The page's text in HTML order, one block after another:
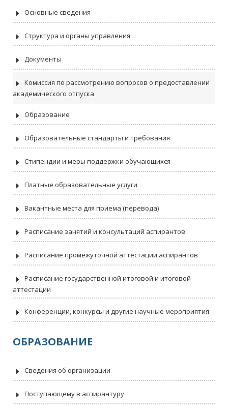
Основные сведения
Структура и органы управления
Документы
Комиссия по рассмотрению вопросов о предоставлении
академического отпуска
Образование
Образовательные стандарты и требования
Стипендии и меры поддержки обучающихся
Платные образовательные услуги
Вакантные места для приема (перевода)
Расписание занятий и консультаций аспирантов
Расписание промежуточной аттестации аспирантов
Расписание государственной итоговой и итоговой
аттестации
Конференции, конкурсы и другие научные мероприятия
ОБРАЗОВАНИЕ
Сведения об организации
Поступающему в аспирантуру